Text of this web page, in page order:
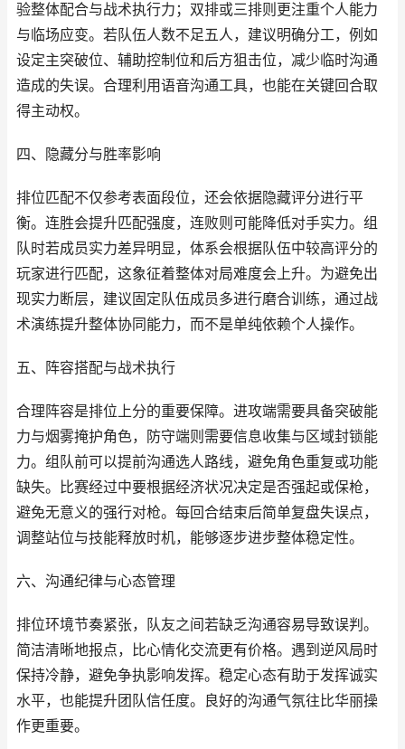
验整体配合与战术执行力；双排或三排则更注重个人能力
与临场应变。若队伍人数不足五人，建议明确分工，例如
设定主突破位、辅助控制位和后方狙击位，减少临时沟通
造成的失误。合理利用语音沟通工具，也能在关键回合取
得主动权。
四、隐藏分与胜率影响
排位匹配不仅参考表面段位，还会依据隐藏评分进行平
衡。连胜会提升匹配强度，连败则可能降低对手实力。组
队时若成员实力差异明显，体系会根据队伍中较高评分的
玩家进行匹配，这象征着整体对局难度会上升。为避免出
现实力断层，建议固定队伍成员多进行磨合训练，通过战
术演练提升整体协同能力，而不是单纯依赖个人操作。
五、阵容搭配与战术执行
合理阵容是排位上分的重要保障。进攻端需要具备突破能
力与烟雾掩护角色，防守端则需要信息收集与区域封锁能
力。组队前可以提前沟通选人路线，避免角色重复或功能
缺失。比赛经过中要根据经济状况决定是否强起或保枪，
避免无意义的强行对枪。每回合结束后简单复盘失误点，
调整站位与技能释放时机，能够逐步进步整体稳定性。
六、沟通纪律与心态管理
排位环境节奏紧张，队友之间若缺乏沟通容易导致误判。
简洁清晰地报点，比心情化交流更有价格。遇到逆风局时
保持冷静，避免争执影响发挥。稳定心态有助于发挥诚实
水平，也能提升团队信任度。良好的沟通气氛往比华丽操
作更重要。